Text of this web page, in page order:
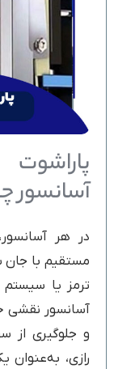
آسانسور
در هر
مستقیم با جان
ترمز یا
آسانسور نقشی
و جلوگیری از
رازی،